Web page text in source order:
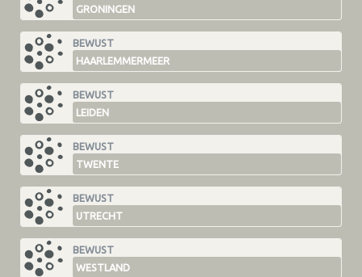
GRONINGEN
BEWUST
HAARLEMMERMEER
BEWUST
LEIDEN
BEWUST
TWENTE
BEWUST
UTRECHT
BEWUST
WESTLAND